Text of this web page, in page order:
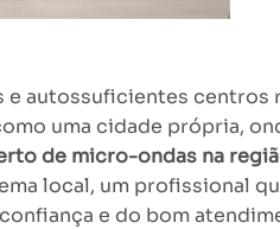
autossuficientes
uma cidade própria,
de micro-ondas na
local, um profissional
e do bom